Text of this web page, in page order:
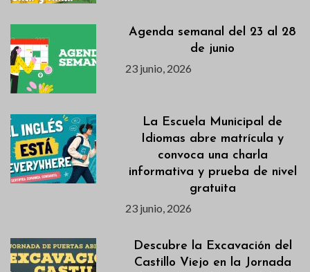
Agenda semanal del 23 al 28
de junio
23 junio, 2026
La Escuela Municipal de
Idiomas abre matrícula y
convoca una charla
informativa y prueba de nivel
gratuita
23 junio, 2026
Descubre la Excavación del
Castillo Viejo en la Jornada